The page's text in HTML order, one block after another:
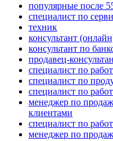
популярные после
специалист по
техник
консультант
консультант по
продавец-
специалист по
специалист по
специалист по
менеджер по
клиентами
специалист по
менеджер по